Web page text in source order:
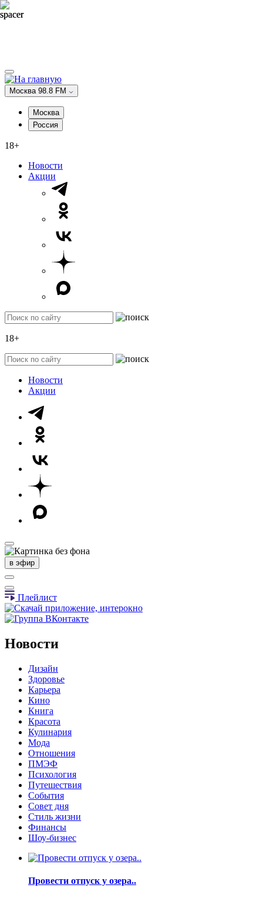
Москва 98.8 FM
Москва
Россия
18+
Новости
Акции
18+
Новости
Акции
в эфир
Плейлист
Новости
Дизайн
Здоровье
Карьера
Кино
Книга
Красота
Кулинария
Мода
Отношения
ПМЭФ
Психология
Путешествия
События
Совет дня
Стиль жизни
Финансы
Шоу-бизнес
Провести отпуск у озера..